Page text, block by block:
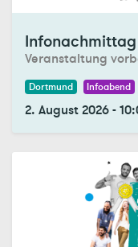
Veranstaltung
Dortmund Infoabend
2. August 2026-